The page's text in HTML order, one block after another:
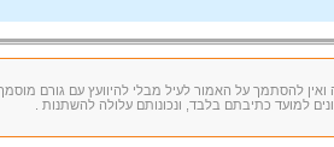
ואין להסתמך על האמור לעיל מבלי להיוועץ עם גורם
למועד כתיבתם בלבד, ונכונותם עלולה להשתנות .